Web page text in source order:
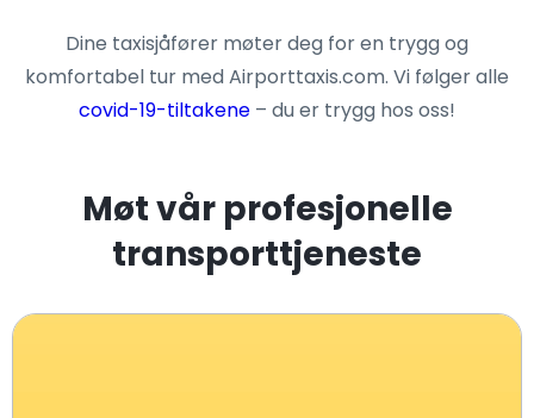
Dine taxisjåfører møter deg for en trygg og
komfortabel tur med Airporttaxis.com. Vi følger alle
covid-19-tiltakene – du er trygg hos oss!
Møt vår profesjonelle
transporttjeneste